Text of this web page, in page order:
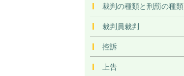
裁判の種類と刑罰の種類
裁判員裁判
控訴
上告